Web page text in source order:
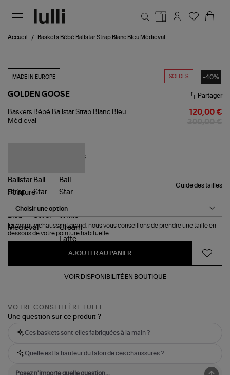
Accueil Baskets Bébé Ballstar Strap Blanc Bleu Médieval
SOLDES -40%
MADE IN EUROPE
GOLDEN GOOSE
Baskets
Bébé
Partager
Baskets Bébé Ballstar Strap Blanc Bleu
Médieval
120,00 €
Guide des tailles
Pointure
La marque chaussant grand, nous vous conseillons de prendre une taille en
dessous de votre pointure habituelle.
AJOUTER AU PANIER
VOIR DISPONIBILITÉ EN BOUTIQUE
VOTRE CONSEILLÈRE LULLI
Une question sur ce produit ?
Ces baskets sont-elles fabriquées à la main ?
Quelle est la hauteur du talon de ces chaussures ?